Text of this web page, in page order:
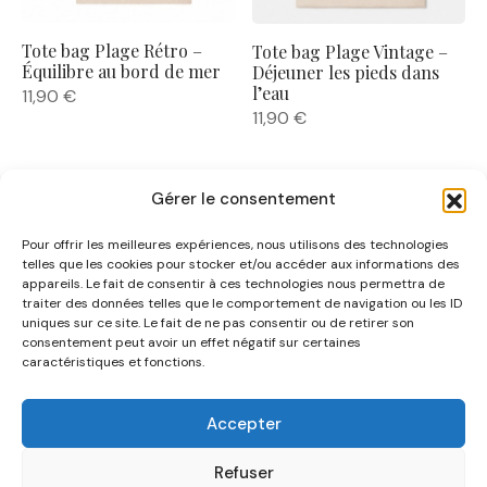
Gérer le consentement
Pour offrir les meilleures expériences, nous utilisons des technologies
telles que les cookies pour stocker et/ou accéder aux informations des
appareils. Le fait de consentir à ces technologies nous permettra de
traiter des données telles que le comportement de navigation ou les ID
uniques sur ce site. Le fait de ne pas consentir ou de retirer son
consentement peut avoir un effet négatif sur certaines
caractéristiques et fonctions.
Accepter
Refuser
Tote bag Plage Rétro –
Équilibre au bord de mer
11,90 €
Tote bag Plage Vintage –
Déjeuner les pieds dans
l’eau
11,90 €
NOUS CONNAÎTRE